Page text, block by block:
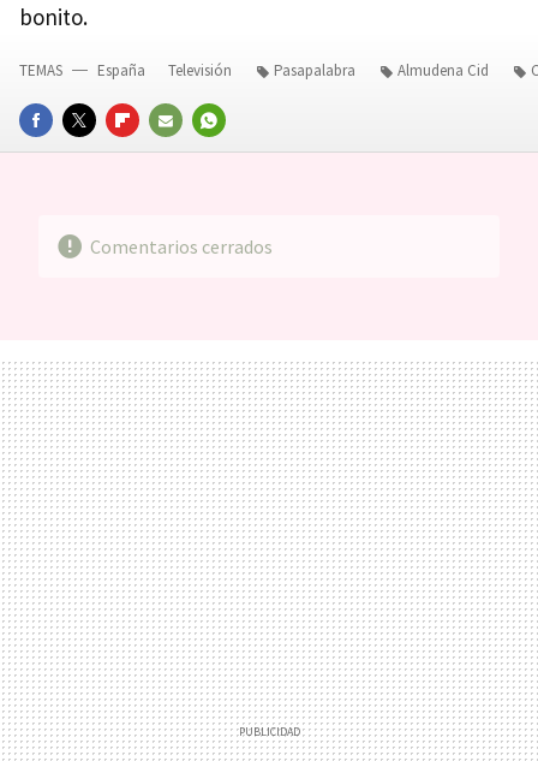
bonito.
FACEBOOKTWITTERFLIPBOARD
E-
WHATSAPP
TEMAS España Televisión Pasapalabra Almudena Cid
Comentarios cerrados